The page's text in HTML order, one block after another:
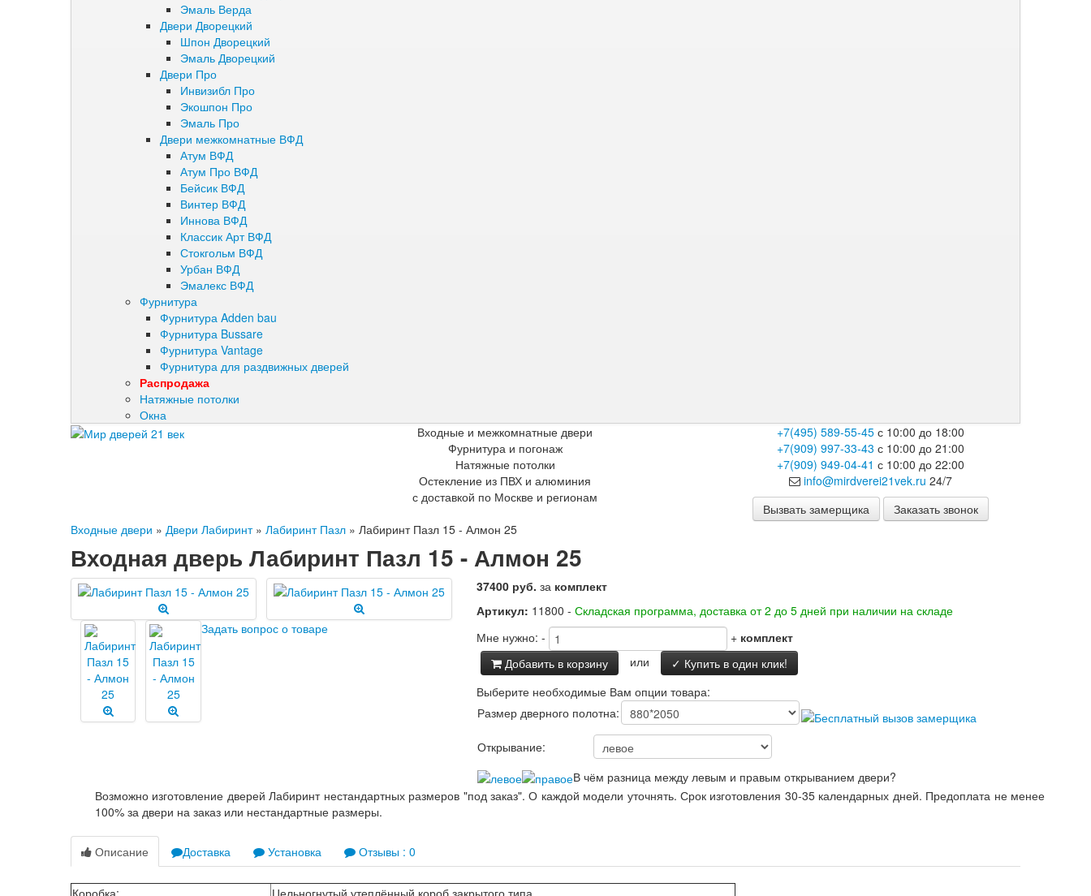
Эмаль Верда
Двери Дворецкий
Шпон Дворецкий
Эмаль Дворецкий
Двери Про
Инвизибл Про
Экошпон Про
Эмаль Про
Двери межкомнатные ВФД
Атум ВФД
Атум Про ВФД
Бейсик ВФД
Винтер ВФД
Иннова ВФД
Классик Арт ВФД
Стокгольм ВФД
Урбан ВФД
Эмалекс ВФД
Фурнитура
Фурнитура Adden bau
Фурнитура Bussare
Фурнитура Vantage
Фурнитура для раздвижных дверей
Распродажа
Натяжные потолки
Окна
Входные и межкомнатные двери
Фурнитура и погонаж
Натяжные потолки
Остекление из ПВХ и алюминия
с доставкой по Москве и регионам
+7(495) 589-55-45с 10:00 до 18:00
+7(909) 997-33-43 с 10:00 до 21:00
+7(909) 949-04-41 с 10:00 до 22:00
info@mirdverei21vek.ru 24/7
Вызвать замерщика
Заказать звонок
Входные двери » Двери Лабиринт» Лабиринт Пазл » Лабиринт Пазл 15 - Алмон 25
Входная дверь Лабиринт Пазл 15 - Алмон 25
Задать вопрос о товаре
37400 руб. за комплект
Артикул: 11800 - Складская программа, доставка от 2 до 5 дней при наличии на складе
Мне нужно: - + комплект
Добавить в корзину
или
✓ Купить в один клик!
Выберите необходимые Вам опции товара:
Размер дверного полотна:
Открывание:
В чём разница между левым и правым открыванием двери?
Возможно изготовление дверей Лабиринт нестандартных размеров "под заказ". О каждой модели уточнять. Срок изготовления 30-35 календарных дней. Предоплата не менее
100% за двери на заказ или нестандартные размеры.
Описание Доставка Установка Отзывы : 0
Коробка: Цельногнутый утеплённый короб закрытого типа.